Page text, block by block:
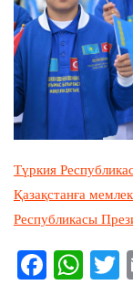
Түркия
Қазақстанға
Республикасы
F W